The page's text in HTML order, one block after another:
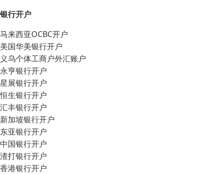
银行开户
马来西亚OCBC开户
美国华美银行开户
义乌个体工商户外汇账户
永亨银行开户
星展银行开户
恒生银行开户
汇丰银行开户
新加坡银行开户
东亚银行开户
中国银行开户
渣打银行开户
香港银行开户